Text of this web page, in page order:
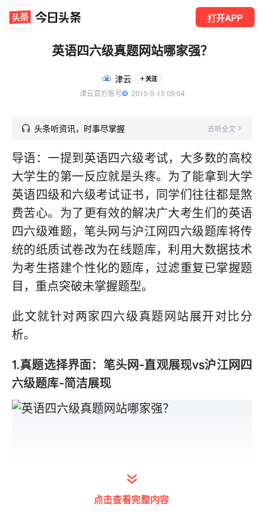
打开APP
英语四六级真题网站哪家强？
津云 关注
津云官方账号
  2015-5-15 09:04
头条听资讯，时事尽掌握 去听全文
导语：一提到英语四六级考试，大多数的高校
大学生的第一反应就是头疼。为了能拿到大学
英语四级和六级考试证书，同学们往往都是煞
费苦心。为了更有效的解决广大考生们的英语
四六级难题，笔头网与沪江网四六级题库将传
统的纸质试卷改为在线题库，利用大数据技术
为考生搭建个性化的题库，过滤重复已掌握题
目，重点突破未掌握题型。
此文就针对两家四六级真题网站展开对比分
析。
1.真题选择界面：笔头网-直观展现vs沪江网四
六级题库-简洁展现
点击查看完整内容